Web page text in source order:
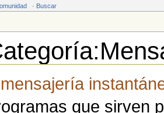
· Buscar
mensajería
que sirven